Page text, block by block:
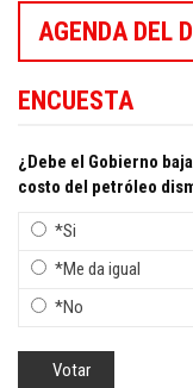
AGENDA DEL
ENCUESTA
¿Debe el Gobierno
costo del petróleo
*Si
*Me da igual
*No